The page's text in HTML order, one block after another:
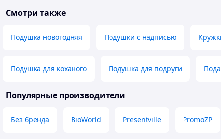
Смотри также
Подушка новогодняя Подушки с надписью
Подушка для коханого Подушка для подруги
Популярные производители
Без бренда BioWorld Presentville PromoZP